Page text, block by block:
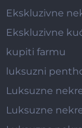
Ekskluzivne
Ekskluzivne
kupiti farmu
luksuzni
Luksuzne
Luksuzne